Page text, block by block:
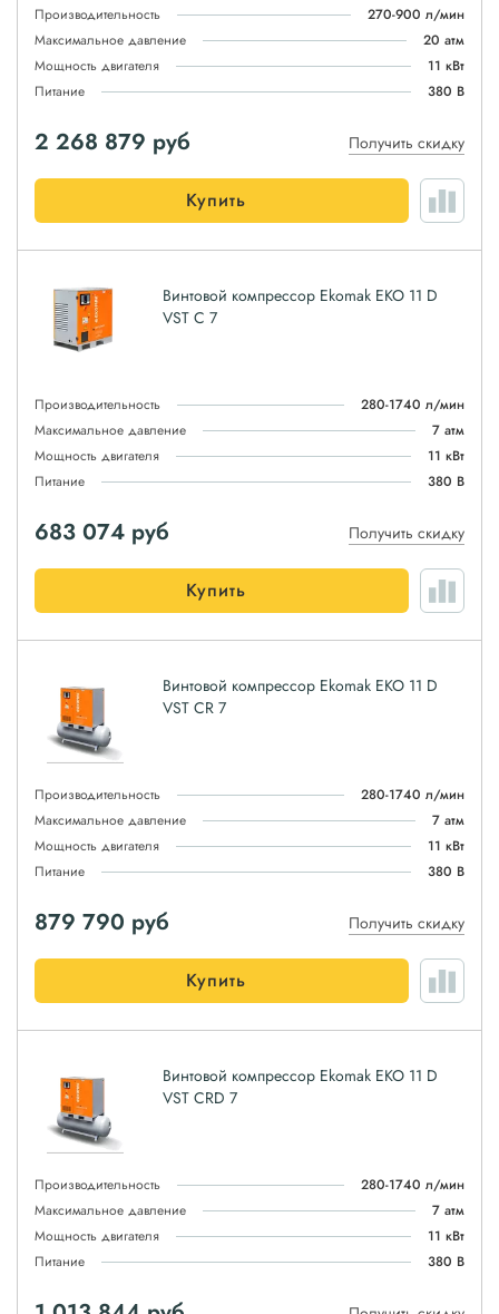
Производительность
270-900 л/мин
Максимальное давление
20 атм
Мощность двигателя
11 кВт
Питание
380 В
2 268 879 руб Получить скидку
Купить
Винтовой компрессор Ekomak EKO 11 D
VST C 7
Производительность
280-1740 л/мин
Максимальное давление
7 атм
Мощность двигателя
11 кВт
Питание
380 В
683 074 руб Получить скидку
Купить
Винтовой компрессор Ekomak EKO 11 D
VST CR 7
Производительность
280-1740 л/мин
Максимальное давление
7 атм
Мощность двигателя
11 кВт
Питание
380 В
879 790 руб Получить скидку
Купить
Винтовой компрессор Ekomak EKO 11 D
VST CRD 7
Производительность
280-1740 л/мин
Максимальное давление
7 атм
Мощность двигателя
11 кВт
Питание
380 В